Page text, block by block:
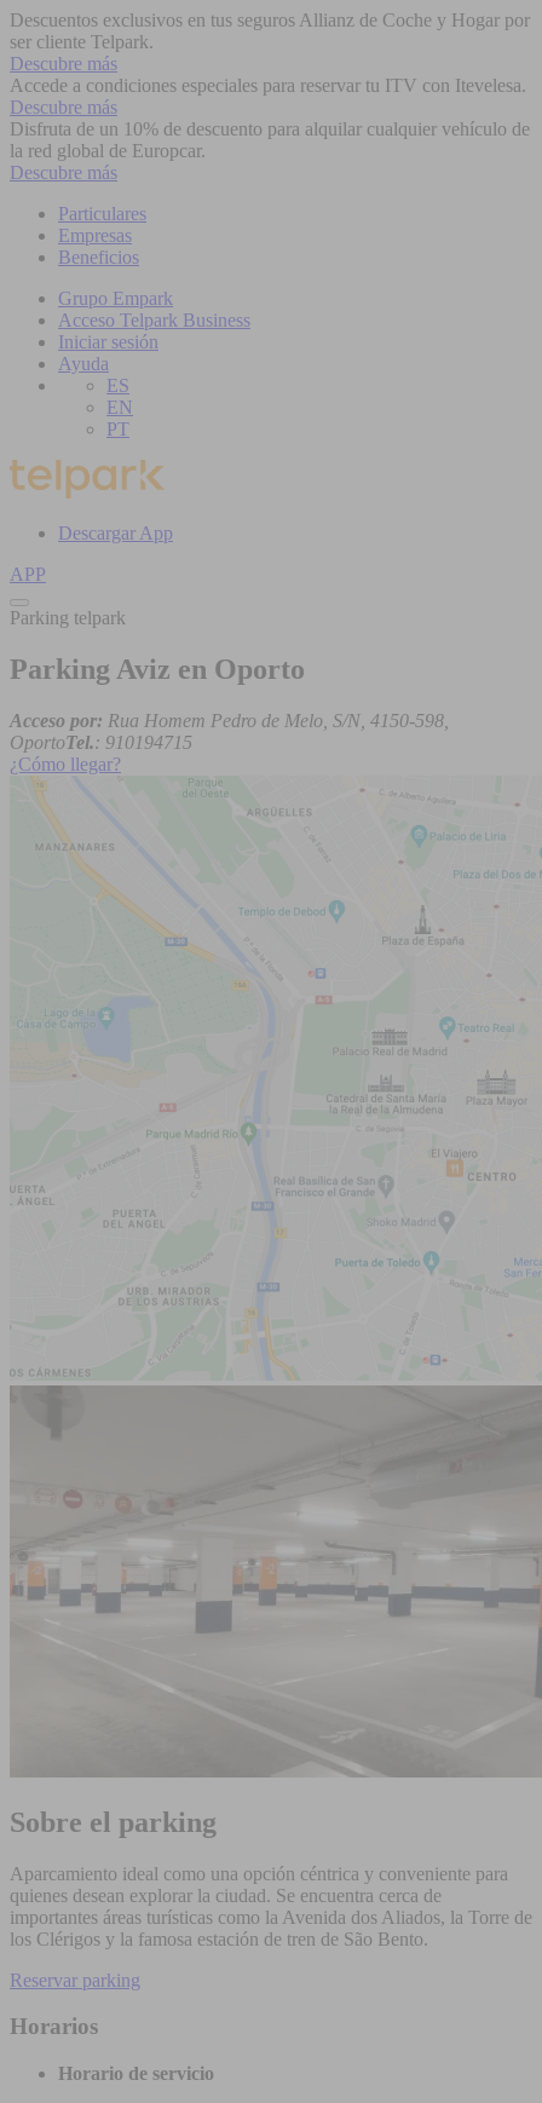
Descuentos exclusivos en tus seguros Allianz de Coche y Hogar por
ser cliente Telpark.
Descubre más
Accede a condiciones especiales para reservar tu ITV con Itevelesa.
Descubre más
Disfruta de un 10% de descuento para alquilar cualquier vehículo de
la red global de Europcar.
Descubre más
Particulares
Empresas
Beneficios
Grupo Empark
Acceso Telpark Business
Iniciar sesión
Ayuda
ES
EN
PT
Descargar App
APP
Parking telpark
Parking Aviz en Oporto
Acceso por: Rua Homem Pedro de Melo, S/N, 4150-598,
OportoTel.: 910194715
¿Cómo llegar?
Sobre el parking
Aparcamiento ideal como una opción céntrica y conveniente para
quienes desean explorar la ciudad. Se encuentra cerca de
importantes áreas turísticas como la Avenida dos Aliados, la Torre de
los Clérigos y la famosa estación de tren de São Bento.
Reservar parking
Horarios
Horario de servicio